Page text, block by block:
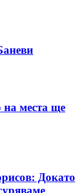
на места ще
Докато